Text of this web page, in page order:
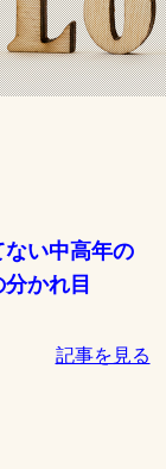
ない中高年の
かれ目
記事を見る